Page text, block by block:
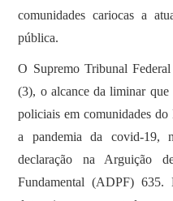
comunidades cariocas a
pública.
O Supremo Tribunal
(3), o alcance da liminar que
policiais em comunidades
a pandemia da covid-19,
declaração na Arguição
Fundamental (ADPF) 635.